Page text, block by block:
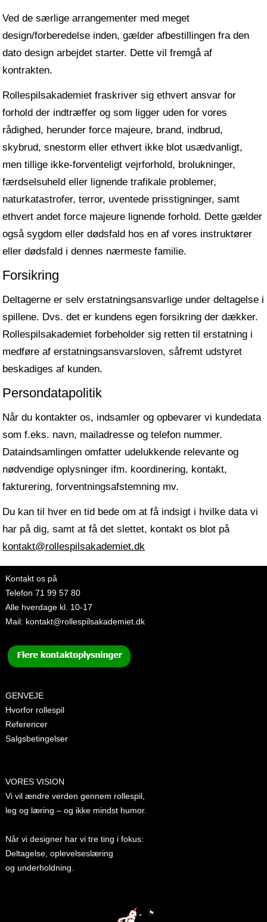
Ved de særlige arrangementer med meget
design/forberedelse inden, gælder afbestillingen fra den
dato design arbejdet starter. Dette vil fremgå af
kontrakten.
Rollespilsakademiet fraskriver sig ethvert ansvar for
forhold der indtræffer og som ligger uden for vores
rådighed, herunder force majeure, brand, indbrud,
skybrud, snestorm eller ethvert ikke blot usædvanligt,
men tillige ikke-forventeligt vejrforhold, brolukninger,
færdselsuheld eller lignende trafikale problemer,
naturkatastrofer, terror, uventede prisstigninger, samt
ethvert andet force majeure lignende forhold. Dette gælder
også sygdom eller dødsfald hos en af vores instruktører
eller dødsfald i dennes nærmeste familie.
Forsikring
Deltagerne er selv erstatningsansvarlige under deltagelse i
spillene. Dvs. det er kundens egen forsikring der dækker.
Rollespilsakademiet forbeholder sig retten til erstatning i
medføre af erstatningsansvarsloven, såfremt udstyret
beskadiges af kunden.
Persondatapolitik
Når du kontakter os, indsamler og opbevarer vi kundedata
som f.eks. navn, mailadresse og telefon nummer.
Dataindsamlingen omfatter udelukkende relevante og
nødvendige oplysninger ifm. koordinering, kontakt,
fakturering, forventningsafstemning mv.
Du kan til hver en tid bede om at få indsigt i hvilke data vi
har på dig, samt at få det slettet, kontakt os blot på
kontakt@rollespilsakademiet.dk
Kontakt os på
Telefon 71 99 57 80
Alle hverdage kl. 10-17
Mail: kontakt@rollespilsakademiet.dk
GENVEJE
Hvorfor rollespil
Referencer
Salgsbetingelser
VORES VISION
Vi vil ændre verden gennem rollespil,
leg og læring – og ikke mindst humor.
Når vi designer har vi tre ting i fokus:
Deltagelse, oplevelseslæring
og underholdning.